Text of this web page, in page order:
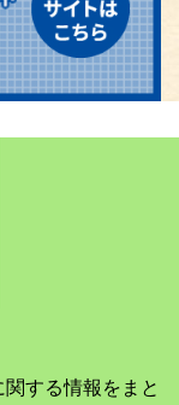
する情報をまと